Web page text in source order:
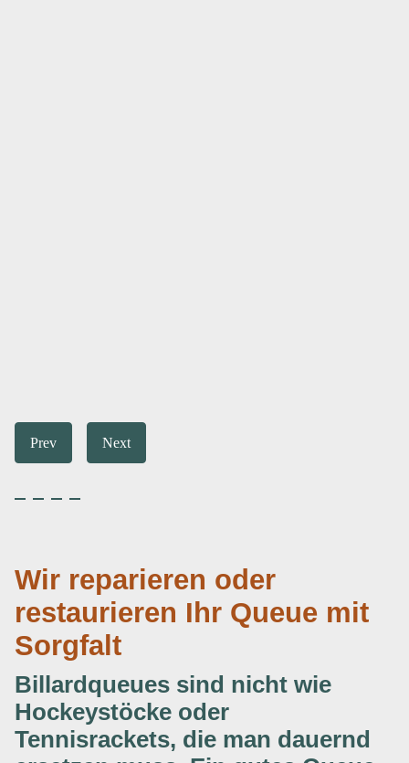
Prev Next
Wir reparieren oder
restaurieren Ihr Queue mit
Sorgfalt
Billardqueues sind nicht wie
Hockeystöcke oder
Tennisrackets, die man dauernd